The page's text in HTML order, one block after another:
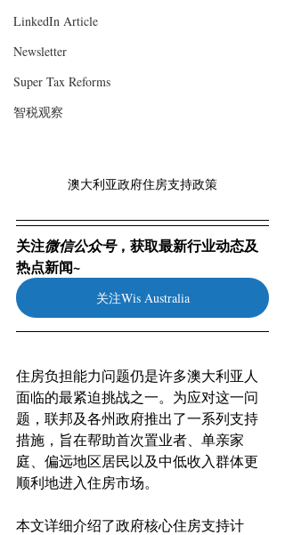
LinkedIn Article
Newsletter
Super Tax Reforms
智税观察
澳大利亚政府住房支持政策
关注微信公众号，获取最新行业动态及
热点新闻~
关注Wis Australia
住房负担能力问题仍是许多澳大利亚人
面临的最紧迫挑战之一。为应对这一问
题，联邦及各州政府推出了一系列支持
措施，旨在帮助首次置业者、单亲家
庭、偏远地区居民以及中低收入群体更
顺利地进入住房市场。
本文详细介绍了政府核心住房支持计